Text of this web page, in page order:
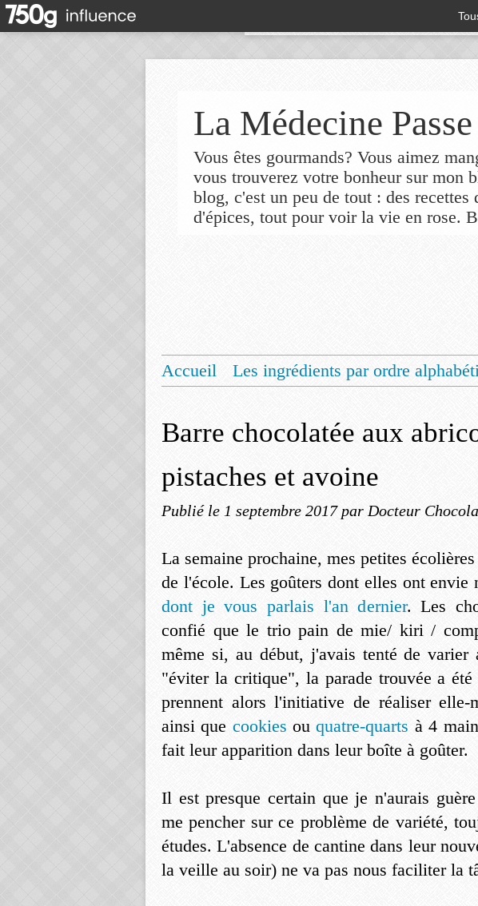
La Médecine
Vous êtes gourmands? Vous aimez
vous trouverez votre bonheur sur mon
blog, c'est un peu de tout : des
d'épices, tout pour voir la vie en rose.
Accueil Les ingrédients par ordre
Barre chocolatée aux
pistaches et avoine
Publié le 1 septembre 2017 par Docteur
La semaine prochaine, mes petites
de l'école. Les goûters dont elles ont envie
dont je vous parlais l'an dernier. Les
confié que le trio pain de mie/ kiri /
même si, au début, j'avais tenté de
"éviter la critique", la parade trouvée a
prennent alors l'initiative de réaliser elle-
ainsi que cookies ouquatre-quarts à 4
fait leur apparition dans leur boîte à goûter.
Il est presque certain que je n'aurais
me pencher sur ce problème de variété,
études. L'absence de cantine dans leur
la veille au soir) ne va pas nous faciliter la